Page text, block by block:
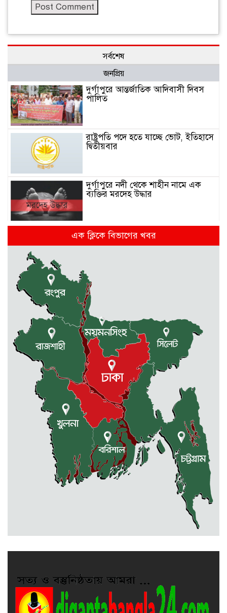
সর্বশেষ
জনপ্রিয়
দুর্গাপুরে আন্তর্জাতিক আদিবাসী দিবস
পালিত
রাষ্ট্রপতি পদে হতে যাচ্ছে ভোট, ইতিহাসে
দ্বিতীয়বার
দুর্গাপুরে নদী থেকে শাহীন নামে এক
ব্যক্তির মরদেহ উদ্ধার
মন্ত্রিসভায় যোগ হচ্ছে নতুন মুখ
সুনামগঞ্জে সড়কের ওপর রামদা দিয়ে
কুপিয়ে কৃষককে হত্যা, আহত আরো ৫
জন
সিলেটে শিশুকন্যা ফাহিমা ধর্ষণচেষ্টা ও
হত্যা মামলায় জাকিরের মৃত্যুদণ্ড
রাজশাহীতে স্কুলের ৬ তলা থেকে লাফ
দিয়ে শিক্ষার্থীর মৃত্যু
দুর্গাপুরে ৪০ বোতল ভারতীয় মদসহ
আটক ২
প্রথম শ্রেণিতে ভর্তি লটারিতে, পরীক্ষা হবে
দ্বিতীয় থেকে নবম শ্রেণি পর্যন্ত
দুর্গাপুরে ক্ষুদে শিক্ষার্থীদের মাঝে গাছের
এক ক্লিকে বিভাগের খবর